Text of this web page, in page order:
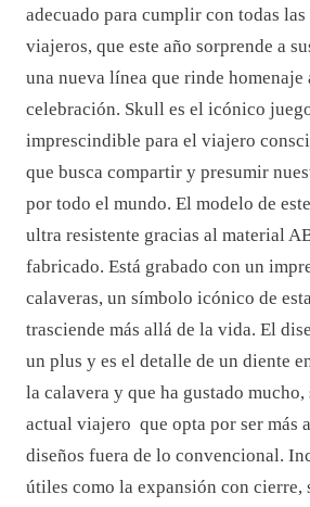
adecuado para cumplir con todas las
viajeros, que este año sorprende a
una nueva línea que rinde homenaje
celebración. Skull es el icónico
imprescindible para el viajero
que busca compartir y presumir
por todo el mundo. El modelo de
ultra resistente gracias al material
fabricado. Está grabado con un
calaveras, un símbolo icónico de
trasciende más allá de la vida. El
un plus y es el detalle de un diente
la calavera y que ha gustado
actual viajero que opta por ser más
diseños fuera de lo convencional.
útiles como la expansión con cierre,